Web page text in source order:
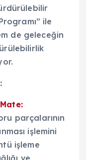
ile
de geleceğin
parçalarının
işlemini
işleme
ve